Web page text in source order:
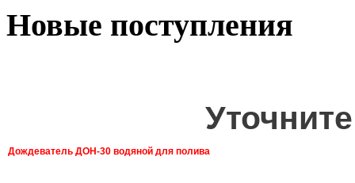
Новые поступления
Дождеватель ДОН-30 водяной для полива